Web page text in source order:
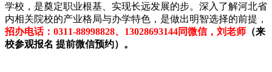
学校，是奠定职业根基、实现长远发展的步。深入了解河北省
内相关院校的产业格局与办学特色，是做出明智选择的前提，
招办电话：0311-88998828、13028693144同微信，刘老师 （来
校参观报名 提前微信预约）。